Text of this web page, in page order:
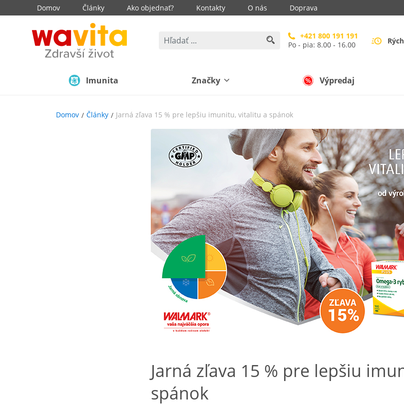
Domov Články Ako objednať? Kontakty O nás Doprava
+421 800 191 191
Po - pia: 8.00 - 16.00
Imunita Značky Výpredaj
Domov Články Jarná zľava 15 % pre lepšiu imunitu, vitalitu a spánok
Jarná zľava 15 % pre lepšiu
spánok